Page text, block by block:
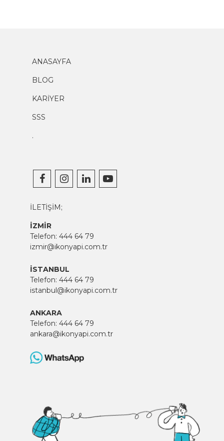
ANASAYFA
BLOG
KARİYER
SSS
.
İLETİŞİM;
İZMİR
Telefon: 444 64 79
izmir@ikonyapi.com.tr
İSTANBUL
Telefon: 444 64 79
istanbul@ikonyapi.com.tr
ANKARA
Telefon: 444 64 79
ankara@ikonyapi.com.tr